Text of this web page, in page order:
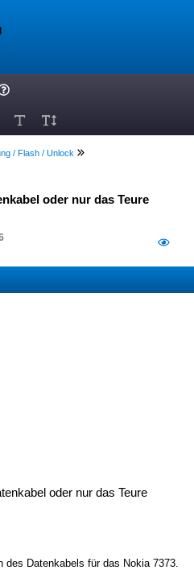
/ Flash / Unlock
oder nur das Teure
oder nur das Teure
Datenkabels für das Nokia 7373.